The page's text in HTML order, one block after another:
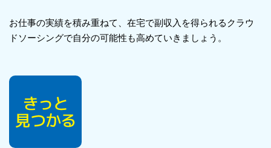
お仕事の実績を積み重ねて、在宅で副収入を得られるクラウ
ドソーシングで自分の可能性も高めていきましょう。